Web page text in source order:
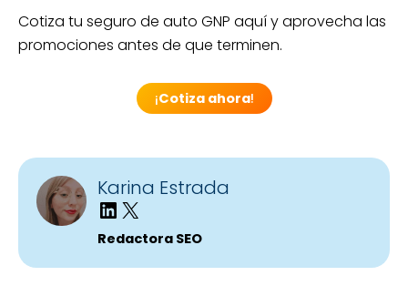
Cotiza tu seguro de auto GNP aquí y aprovecha las
promociones antes de que terminen.
¡Cotiza ahora!
Karina Estrada
Redactora SEO